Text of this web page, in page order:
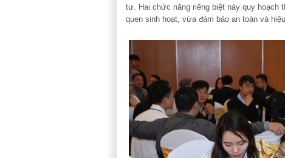
tư. Hai chức năng riêng biệt này quy hoạch
quen sinh hoạt, vừa đảm bảo an toàn và